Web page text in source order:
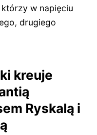
w napięciu
drugiego
kreuje
Ryskalą i